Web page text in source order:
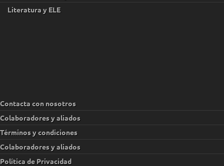
Literatura y ELE
Contacta con nosotros
Colaboradores y aliados
Términos y condiciones
Colaboradores y aliados
Política de Privacidad